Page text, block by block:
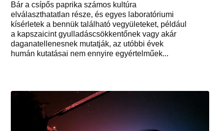
Bár a csípős paprika számos kultúra
elválaszthatatlan része, és egyes laboratóriumi
kísérletek a bennük található vegyületeket, például
a kapszaicint gyulladáscsökkentőnek vagy akár
daganatellenesnek mutatják, az utóbbi évek
humán kutatásai nem ennyire egyértelműek...